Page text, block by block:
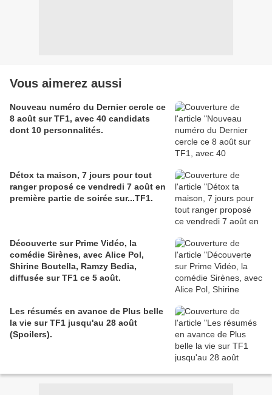
Vous aimerez aussi
Nouveau numéro du Dernier cercle ce
8 août sur TF1, avec 40 candidats
dont 10 personnalités.
Détox ta maison, 7 jours pour tout
ranger proposé ce vendredi 7 août en
première partie de soirée sur...TF1.
Découverte sur Prime Vidéo, la
comédie Sirènes, avec Alice Pol,
Shirine Boutella, Ramzy Bedia,
diffusée sur TF1 ce 5 août.
Les résumés en avance de Plus belle
la vie sur TF1 jusqu'au 28 août
(Spoilers).